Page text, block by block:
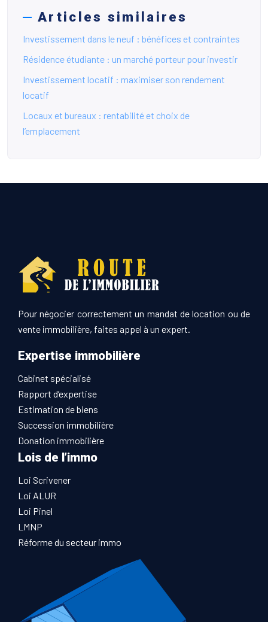
Articles similaires
Investissement dans le neuf : bénéfices et contraintes
Résidence étudiante : un marché porteur pour investir
Investissement locatif : maximiser son rendement
locatif
Locaux et bureaux : rentabilité et choix de
l’emplacement
Pour négocier correctement un mandat de location ou de
vente immobilière, faites appel à un expert.
Expertise immobilière
Cabinet spécialisé
Rapport d’expertise
Estimation de biens
Succession immobilière
Donation immobilière
Lois de l’immo
Loi Scrivener
Loi ALUR
Loi Pinel
LMNP
Réforme du secteur immo